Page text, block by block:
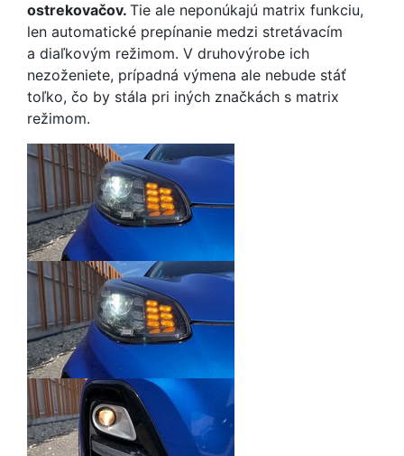
ostrekovačov. Tie ale neponúkajú matrix funkciu,
len automatické prepínanie medzi stretávacím
a diaľkovým režimom. V druhovýrobe ich
nezoženiete, prípadná výmena ale nebude stáť
toľko, čo by stála pri iných značkách s matrix
režimom.